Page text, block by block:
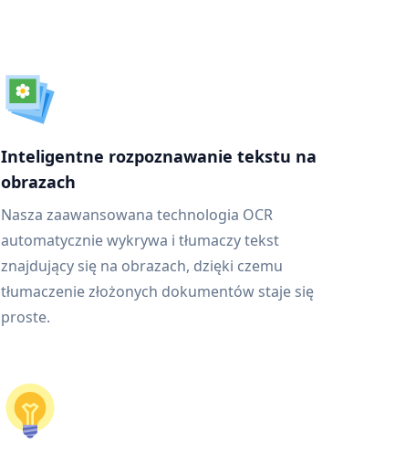
Inteligentne rozpoznawanie tekstu na
obrazach
Nasza zaawansowana technologia OCR
automatycznie wykrywa i tłumaczy tekst
znajdujący się na obrazach, dzięki czemu
tłumaczenie złożonych dokumentów staje się
proste.